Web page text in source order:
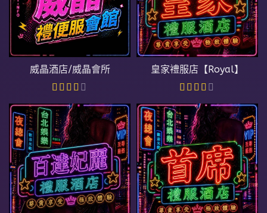
威晶酒店/威晶會所 皇家禮服店【Royal】